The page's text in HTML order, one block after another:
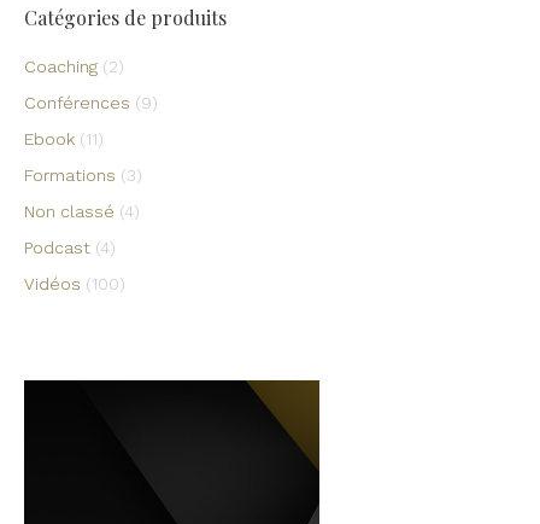
Catégories de produits
Coaching (2)
Conférences (9)
Ebook (11)
Formations (3)
Non classé (4)
Podcast (4)
Vidéos (100)